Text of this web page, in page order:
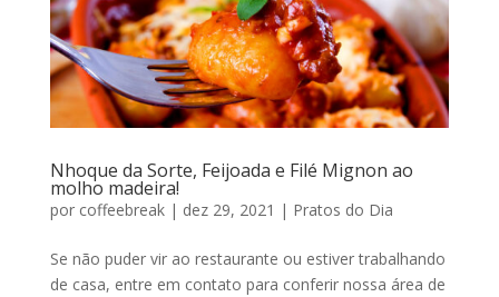
Nhoque da Sorte, Feijoada e Filé Mignon ao
molho madeira!
por coffeebreak| dez 29, 2021 | Pratos do Dia
Se não puder vir ao restaurante ou estiver trabalhando
de casa, entre em contato para conferir nossa área de